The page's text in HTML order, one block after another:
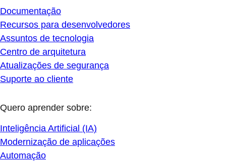
Documentação
Recursos para desenvolvedores
Assuntos de tecnologia
Centro de arquitetura
Atualizações de segurança
Suporte ao cliente
Quero aprender sobre:
Inteligência Artificial (IA)
Modernização de aplicações
Automação